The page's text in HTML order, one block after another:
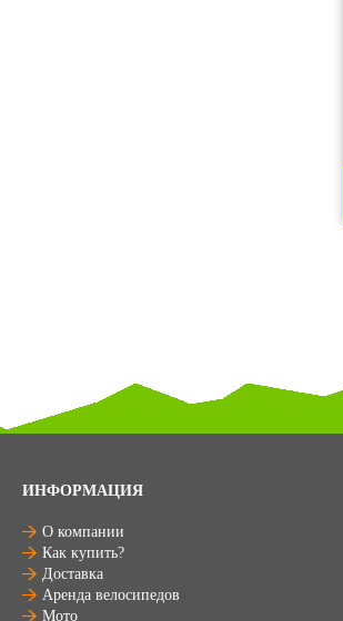
ИНФОРМАЦИЯ
О компании
Как купить?
Доставка
Аренда велосипедов
Мото